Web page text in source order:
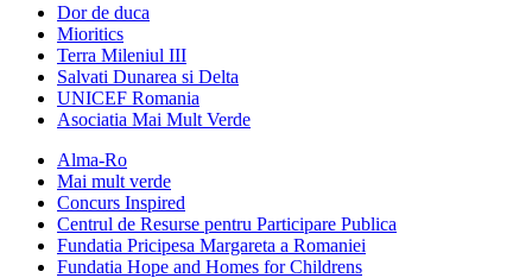
Dor de duca
Mioritics
Terra Mileniul III
Salvati Dunarea si Delta
UNICEF Romania
Asociatia Mai Mult Verde
Alma-Ro
Mai mult verde
Concurs Inspired
Centrul de Resurse pentru Participare Publica
Fundatia Pricipesa Margareta a Romaniei
Fundatia Hope and Homes for Childrens